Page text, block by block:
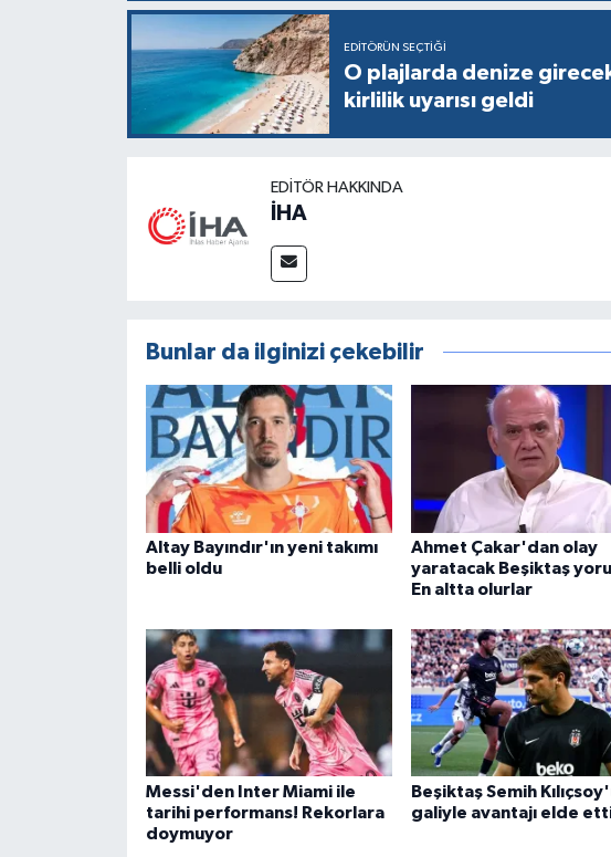
EDITÖRÜN SEÇTIĞI
O plajlarda denize
kirlilik uyarısı geldi
EDITÖR HAKKINDA
İHA
Bunlar da ilginizi çekebilir
Altay Bayındır'ın yeni takımı
belli oldu
Ahmet Çakar'dan olay
yaratacak Beşiktaş
En altta olurlar
Messi'den Inter Miami ile
tarihi performans! Rekorlara
doymuyor
Beşiktaş Semih
galiyle avantajı elde